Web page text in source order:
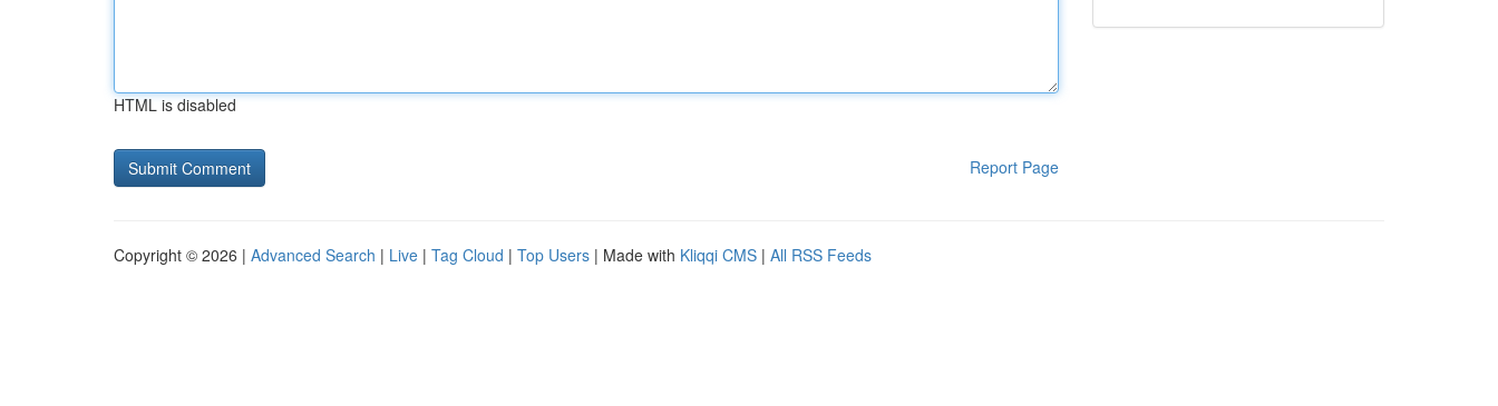
HTML is disabled
Report Page
Copyright © 2026 | Advanced Search | Live | Tag Cloud | Top Users | Made with Kliqqi CMS | All RSS Feeds